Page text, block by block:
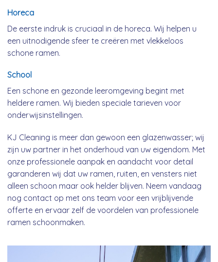
Horeca
De eerste indruk is cruciaal in de horeca. Wij helpen u
een uitnodigende sfeer te creëren met vlekkeloos
schone ramen.
School
Een schone en gezonde leeromgeving begint met
heldere ramen. Wij bieden speciale tarieven voor
onderwijsinstellingen.
KJ Cleaning is meer dan gewoon een glazenwasser; wij
zijn uw partner in het onderhoud van uw eigendom. Met
onze professionele aanpak en aandacht voor detail
garanderen wij dat uw ramen, ruiten, en vensters niet
alleen schoon maar ook helder blijven. Neem vandaag
nog contact op met ons team voor een vrijblijvende
offerte en ervaar zelf de voordelen van professionele
ramen schoonmaken.